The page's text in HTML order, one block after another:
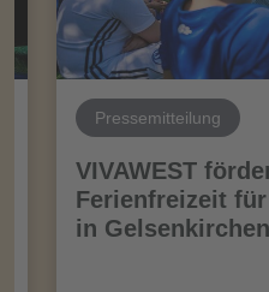
Pressemitteilung
VIVAWEST
Ferienfreizeit
in Gelsenkirchen